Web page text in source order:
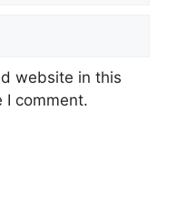
website in this
I comment.